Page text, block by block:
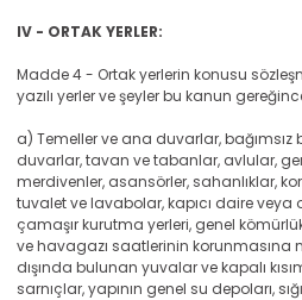
IV - ORTAK YERLER:
Madde 4 - Ortak yerlerin konusu
yazılı yerler ve şeyler bu kanun
a) Temeller ve ana duvarlar, bağımsız
duvarlar, tavan ve tabanlar, avlular,
merdivenler, asansörler, sahanlıklar,
tuvalet ve lavabolar, kapıcı daire veya
çamaşır kurutma yerleri, genel
ve havagazı saatlerinin korunmasına
dışında bulunan yuvalar ve kapalı
sarnıçlar, yapının genel su depoları,